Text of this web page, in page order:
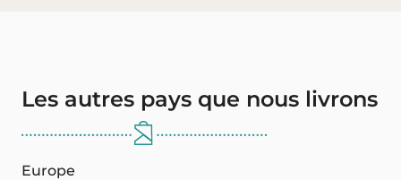
Les autres pays que nous livrons
Europe